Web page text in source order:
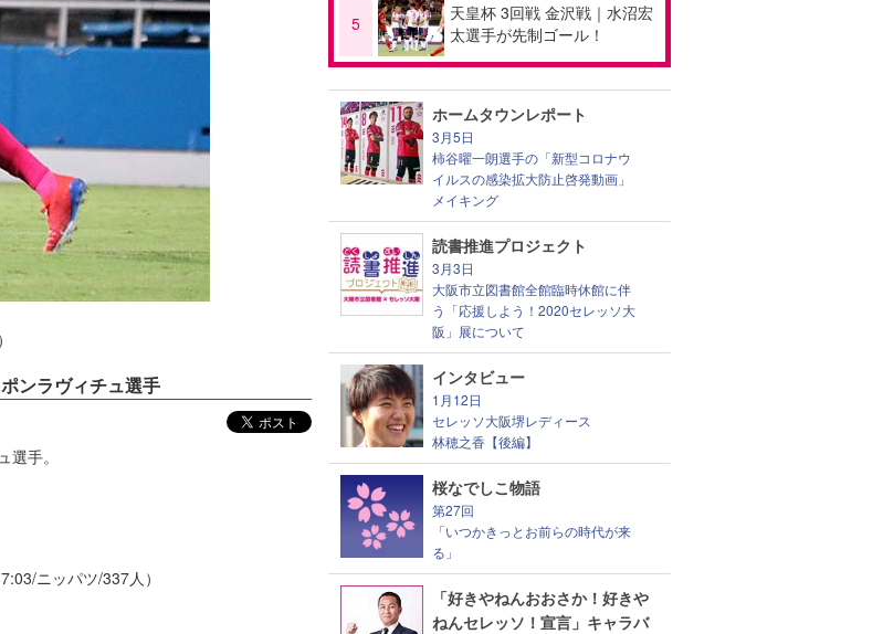
ンラヴィチュ選手
手。
ニッパツ/337人）
5
天皇杯 3回戦 金沢戦｜水沼宏
太選手が先制ゴール！
ホームタウンレポート
3月5日
柿谷曜一朗選手の「新型コロナウ
イルスの感染拡大防止啓発動画」
メイキング
読書推進プロジェクト
3月3日
大阪市立図書館全館臨時休館に伴
う「応援しよう！2020セレッソ大
阪」展について
インタビュー
1月12日
セレッソ大阪堺レディース
林穂之香【後編】
桜なでしこ物語
第27回
「いつかきっとお前らの時代が来
る」
「好きやねんおおさか！好きや
ねんセレッソ！宣言」キャラバ